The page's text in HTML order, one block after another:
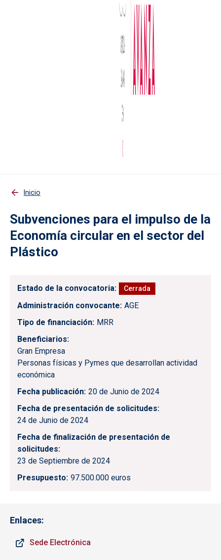
Inicio
Subvenciones para el impulso de la
Economía circular en el sector del
Plástico
Estado de la convocatoria Cerrada
Administración convocante AGE
Tipo de financiación MRR
Beneficiarios
Gran Empresa
Personas físicas y Pymes que desarrollan actividad
económica
Fecha publicación 20 de Junio de 2024
Fecha de presentación de solicitudes
24 de Junio de 2024
Fecha de finalización de presentación de
solicitudes
23 de Septiembre de 2024
Presupuesto 97.500.000 euros
Enlaces:
Sede Electrónica